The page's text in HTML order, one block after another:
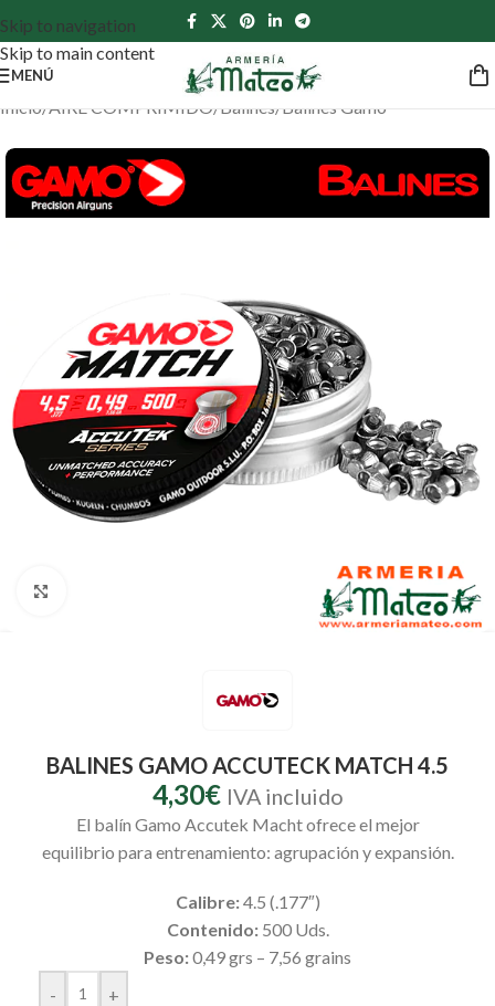
Skip to navigation
Skip to main content
MENÚ
Inicio/AIRE COMPRIMIDO/ Balines/ Balines Gamo
BALINES GAMO ACCUTECK MATCH 4.5
4,30€ IVA incluido
El balín Gamo Accutek Macht ofrece el mejor
equilibrio para entrenamiento: agrupación y expansión.
Calibre:4.5 (.177″)
Contenido:500 Uds.
Peso:0,49 grs – 7,56 grains
-
+